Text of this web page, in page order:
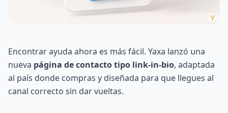
Encontrar ayuda ahora es más fácil. Yaxa lanzó una
nueva página de contacto tipo link-in-bio, adaptada
al país donde compras y diseñada para que llegues al
canal correcto sin dar vueltas.